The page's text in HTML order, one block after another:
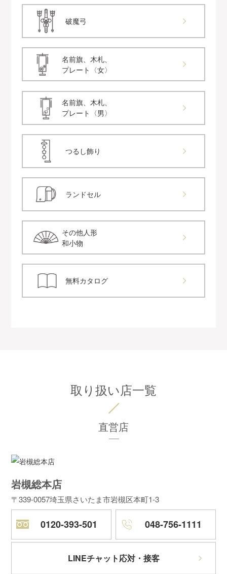
破魔弓
名前旗、木札、
プレート〈女〉
名前旗、木札、
プレート〈男〉
つるし飾り
ランドセル
その他人形
和小物
無料カタログ
取り扱い店一覧
直営店
岩槻総本店
〒339-0057埼玉県さいたま市岩槻区本町1-3
0120-393-501 048-756-1111
LINEチャット応対・接客